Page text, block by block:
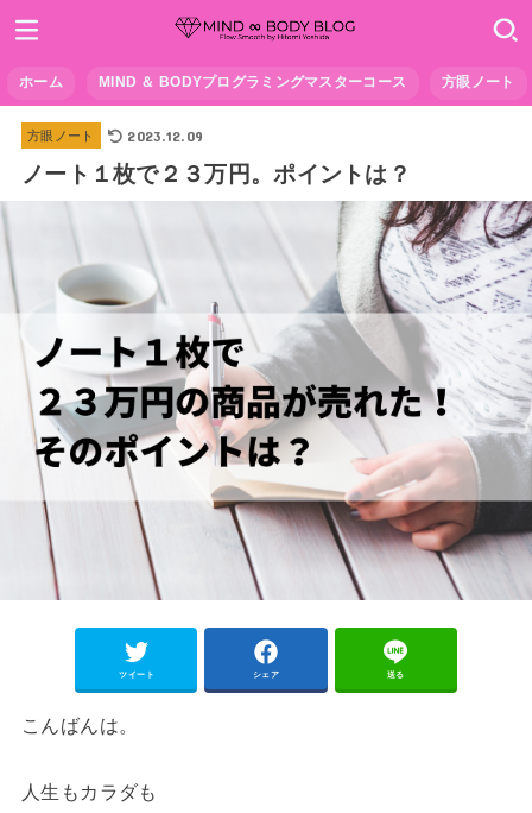
ホーム MIND ＆ BODYプログラミングマスターコース 方眼ノート
方眼ノート 2023.12.09
ノート１枚で２３万円。ポイントは？
ツイート シェア 送る
こんばんは。
人生もカラダも